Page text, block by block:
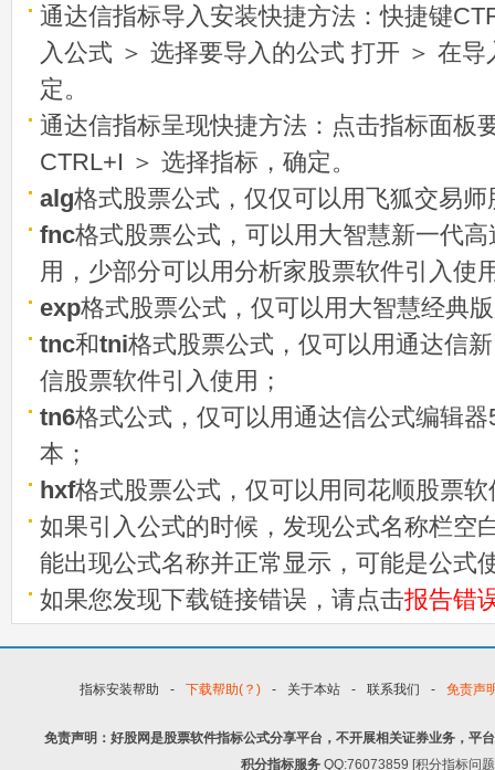
通达信指标导入安装快捷方法：快捷键
入公式 ＞ 选择要导入的公式 打开 ＞ 在
定。
通达信指标呈现快捷方法：点击指标面板
CTRL+I ＞ 选择指标，确定。
alg格式股票公式，仅仅可以用飞狐交易
fnc格式股票公式，可以用大智慧新一代
用，少部分可以用分析家股票软件引入使
exp格式股票公式，仅可以用大智慧经典
tnc和tni格式股票公式，仅可以用通达信
信股票软件引入使用；
tn6格式公式，仅可以用通达信公式编辑
本；
hxf格式股票公式，仅可以用同花顺股票
如果引入公式的时候，发现公式名称栏空
能出现公式名称并正常显示，可能是公式
如果您发现下载链接错误，请点击报告错
指标安装帮助 - 下载帮助(？) - 关于本站 - 联系我们 - 免责声
免责声明：好股网是股票软件指标公式分享平台，不开展相关证券业务，平
积分指标服务 QQ:76073859 [积分指标问